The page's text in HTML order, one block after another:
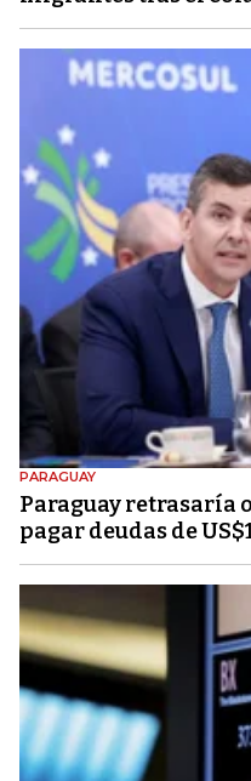
PARAGUAY
Paraguay retrasaría
pagar deudas de